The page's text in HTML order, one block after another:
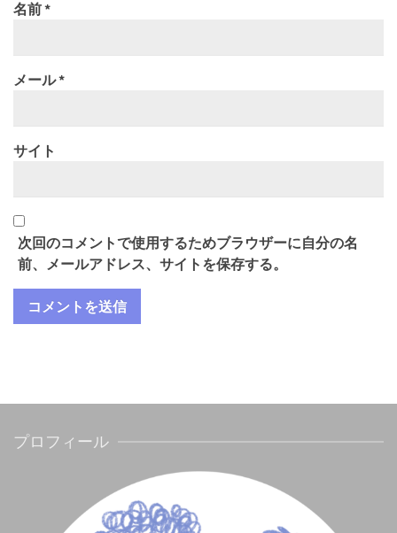
名前*
メール*
サイト
次回のコメントで使用するためブラウザーに自分の名
前、メールアドレス、サイトを保存する。
プロフィール